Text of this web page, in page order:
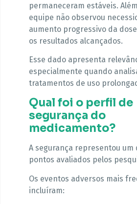
permaneceram estáveis.
equipe não observou
aumento progressivo da
os resultados alcançados.
Esse dado apresenta
especialmente quando
tratamentos de uso
Qual foi o perfil de
segurança do
medicamento?
A segurança representou um
pontos avaliados pelos
Os eventos adversos mais
incluíram: